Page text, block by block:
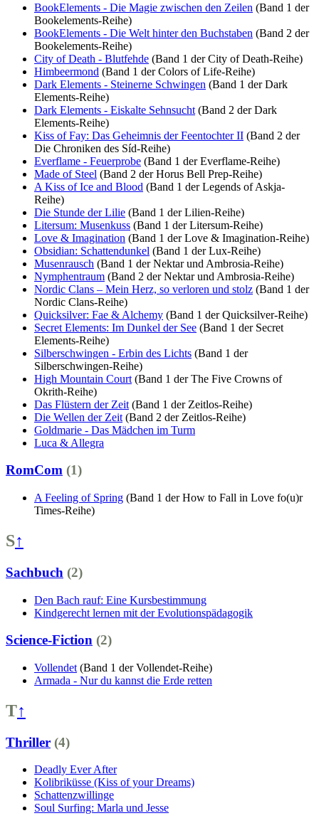
BookElements - Die Magie zwischen den Zeilen (Band 1 der
Bookelements-Reihe)
BookElements - Die Welt hinter den Buchstaben (Band 2 der
Bookelements-Reihe)
City of Death - Blutfehde (Band 1 der City of Death-Reihe)
Himbeermond (Band 1 der Colors of Life-Reihe)
Dark Elements - Steinerne Schwingen (Band 1 der Dark
Elements-Reihe)
Dark Elements - Eiskalte Sehnsucht (Band 2 der Dark
Elements-Reihe)
Kiss of Fay: Das Geheimnis der Feentochter II (Band 2 der
Die Chroniken des Síd-Reihe)
Everflame - Feuerprobe (Band 1 der Everflame-Reihe)
Made of Steel (Band 2 der Horus Bell Prep-Reihe)
A Kiss of Ice and Blood (Band 1 der Legends of Askja-
Reihe)
Die Stunde der Lilie (Band 1 der Lilien-Reihe)
Litersum: Musenkuss (Band 1 der Litersum-Reihe)
Love & Imagination (Band 1 der Love & Imagination-Reihe)
Obsidian: Schattendunkel (Band 1 der Lux-Reihe)
Musenrausch (Band 1 der Nektar und Ambrosia-Reihe)
Nymphentraum (Band 2 der Nektar und Ambrosia-Reihe)
Nordic Clans – Mein Herz, so verloren und stolz (Band 1 der
Nordic Clans-Reihe)
Quicksilver: Fae & Alchemy (Band 1 der Quicksilver-Reihe)
Secret Elements: Im Dunkel der See (Band 1 der Secret
Elements-Reihe)
Silberschwingen - Erbin des Lichts (Band 1 der
Silberschwingen-Reihe)
High Mountain Court (Band 1 der The Five Crowns of
Okrith-Reihe)
Das Flüstern der Zeit (Band 1 der Zeitlos-Reihe)
Die Wellen der Zeit (Band 2 der Zeitlos-Reihe)
Goldmarie - Das Mädchen im Turm
Luca & Allegra
RomCom (1)
A Feeling of Spring (Band 1 der How to Fall in Love fo(u)r
Times-Reihe)
S↑
Sachbuch (2)
Den Bach rauf: Eine Kursbestimmung
Kindgerecht lernen mit der Evolutionspädagogik
Science-Fiction (2)
Vollendet (Band 1 der Vollendet-Reihe)
Armada - Nur du kannst die Erde retten
T↑
Thriller (4)
Deadly Ever After
Kolibriküsse (Kiss of your Dreams)
Schattenzwillinge
Soul Surfing: Marla und Jesse